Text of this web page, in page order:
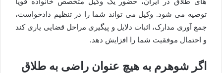
توصیه می شود. وکیل می تواند شما را در تنظیم دادخواست،
جمع آوری مدارک، اثبات دلایل و پیگیری مراحل قضایی یاری کند
و احتمال موفقیت شما را افزایش دهد.
اگر شوهرم به هیچ عنوان راضی به طلاق